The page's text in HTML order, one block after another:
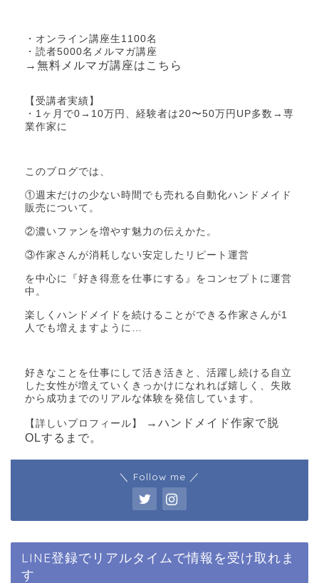
・オンライン講座生1100名
・読者5000名メルマガ講座
→無料メルマガ講座はこちら
【受講者実績】
・1ヶ月で0→10万円、経験者は20〜50万円UP多数→専
業作家に
このブログでは、
①週末だけの少ない時間でも売れる自動化ハンドメイド
販売について。
②濃いファンを増やす魅力の伝えかた。
③作家さんが消耗しない安定したリピート運営
を中心に『好き得意を仕事にする』をコンセプトに運営
中。
楽しくハンドメイドを続けることができる作家さんが1
人でも増えますように…
好きなことを仕事にして活き活きと、活躍し続ける自立
した女性が増えていくきっかけになれれば嬉しく、失敗
から成功までのリアルな体験を発信しています。
【詳しいプロフィール】
→ハンドメイド作家で脱
OLするまで。
＼ Follow me ／
LINE登録でリアルタイムで情報を受け取れま
す